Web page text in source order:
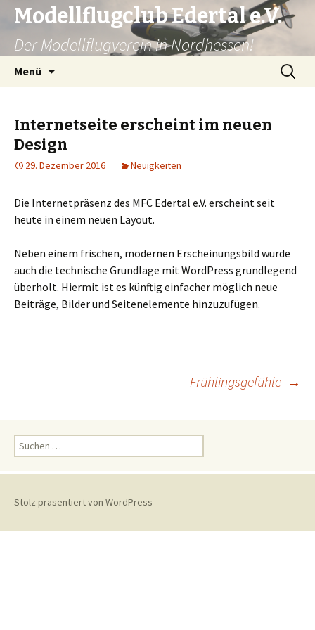
Modellflugclub Edertal e.V.
Der Modellflugverein in Nordhessen!
Menü
Suchen
nach:
Internetseite erscheint im neuen
Design
29. Dezember 2016 Neuigkeiten
Die Internetpräsenz des MFC Edertal e.V. erscheint seit
heute in einem neuen Layout.
Neben einem frischen, modernen Erscheinungsbild wurde
auch die technische Grundlage mit WordPress grundlegend
überholt. Hiermit ist es künftig einfacher möglich neue
Beiträge, Bilder und Seitenelemente hinzuzufügen.
Navigation
Frühlingsgefühle →
Suchen
nach:
Stolz präsentiert von WordPress